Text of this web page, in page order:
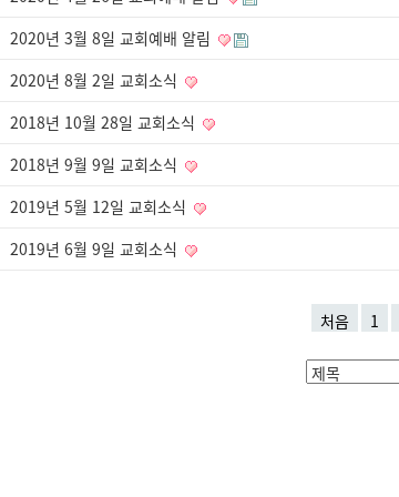
2020년 3월 8일 교회예배 알림
2020년 8월 2일 교회소식
2018년 10월 28일 교회소식
2018년 9월 9일 교회소식
2019년 5월 12일 교회소식
2019년 6월 9일 교회소식
처음 1